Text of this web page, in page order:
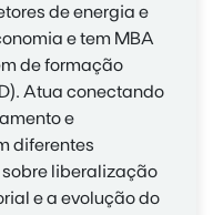
de energia e
e tem MBA
de formação
Atua conectando
e
diferentes
liberalização
e a evolução do